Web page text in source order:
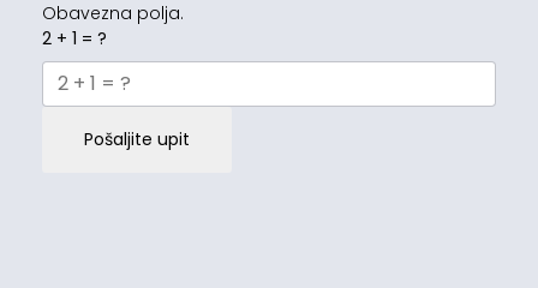
Obavezna polja.
2 + 1 = ?
Pošaljite upit